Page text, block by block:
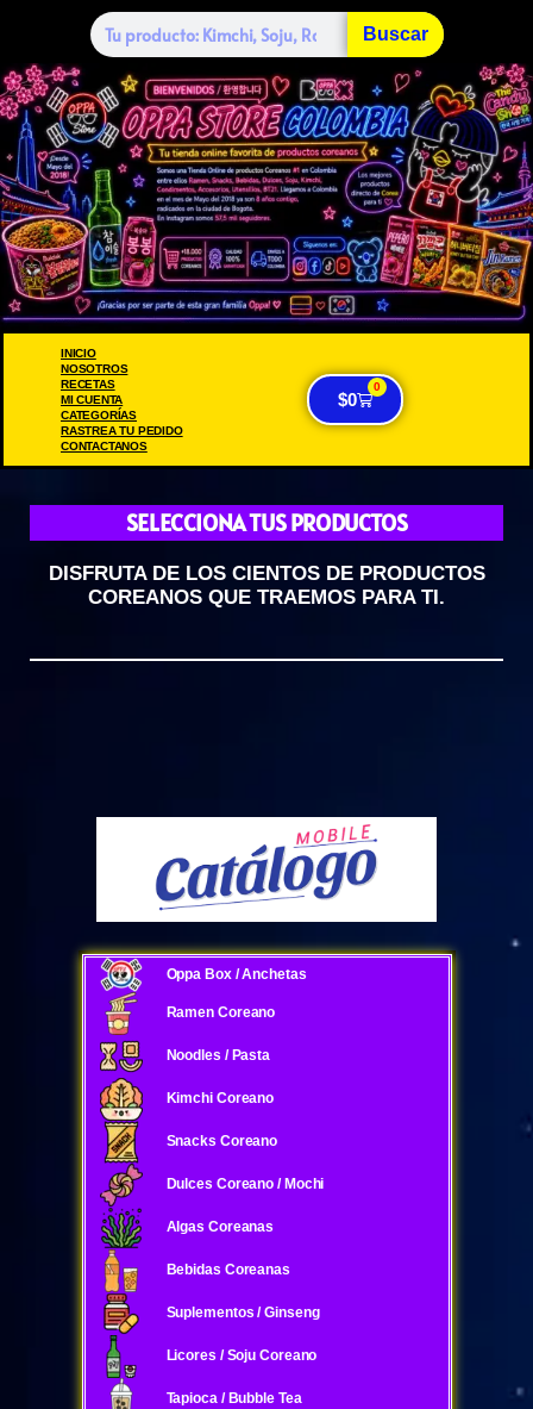
Buscar
INICIO
NOSOTROS
RECETAS
MI CUENTA
CATEGORÍAS
RASTREA TU PEDIDO
CONTACTANOS
$0
0
SELECCIONA TUS PRODUCTOS
DISFRUTA DE LOS CIENTOS DE PRODUCTOS
COREANOS QUE TRAEMOS PARA TI.
Oppa Box / Anchetas
Ramen Coreano
Noodles / Pasta
Kimchi Coreano
Snacks Coreano
Dulces Coreano / Mochi
Algas Coreanas
Bebidas Coreanas
Suplementos / Ginseng
Licores / Soju Coreano
Tapioca / Bubble Tea